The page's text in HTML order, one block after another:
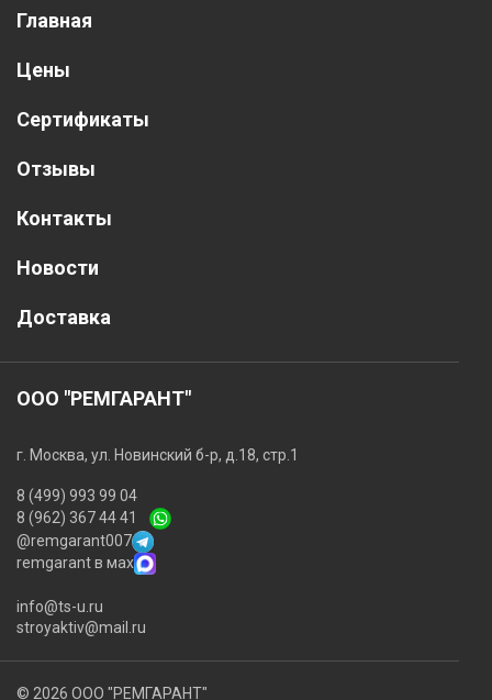
Главная
Цены
Сертификаты
Отзывы
Контакты
Новости
Доставка
ООО "РЕМГАРАНТ"
г. Москва, ул. Новинский б-р, д.18, стр.1
8 (499) 993 99 04
8 (962) 367 44 41
@remgarant007
remgarant в мах
info@ts-u.ru
stroyaktiv@mail.ru
© 2026 ООО "РЕМГАРАНТ"